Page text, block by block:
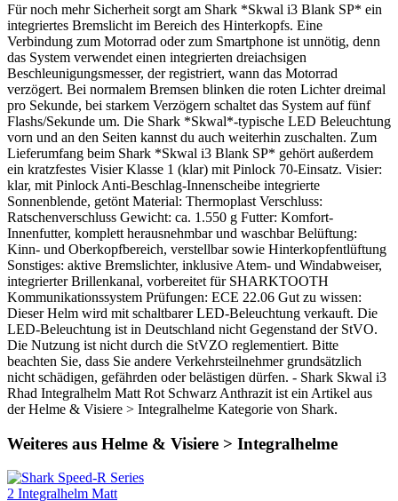
Für noch mehr Sicherheit sorgt am Shark *Skwal i3 Blank SP* ein
integriertes Bremslicht im Bereich des Hinterkopfs. Eine
Verbindung zum Motorrad oder zum Smartphone ist unnötig, denn
das System verwendet einen integrierten dreiachsigen
Beschleunigungsmesser, der registriert, wann das Motorrad
verzögert. Bei normalem Bremsen blinken die roten Lichter dreimal
pro Sekunde, bei starkem Verzögern schaltet das System auf fünf
Flashs/Sekunde um. Die Shark *Skwal*-typische LED Beleuchtung
vorn und an den Seiten kannst du auch weiterhin zuschalten. Zum
Lieferumfang beim Shark *Skwal i3 Blank SP* gehört außerdem
ein kratzfestes Visier Klasse 1 (klar) mit Pinlock 70-Einsatz. Visier:
klar, mit Pinlock Anti-Beschlag-Innenscheibe integrierte
Sonnenblende, getönt Material: Thermoplast Verschluss:
Ratschenverschluss Gewicht: ca. 1.550 g Futter: Komfort-
Innenfutter, komplett herausnehmbar und waschbar Belüftung:
Kinn- und Oberkopfbereich, verstellbar sowie Hinterkopfentlüftung
Sonstiges: aktive Bremslichter, inklusive Atem- und Windabweiser,
integrierter Brillenkanal, vorbereitet für SHARKTOOTH
Kommunikationssystem Prüfungen: ECE 22.06 Gut zu wissen:
Dieser Helm wird mit schaltbarer LED-Beleuchtung verkauft. Die
LED-Beleuchtung ist in Deutschland nicht Gegenstand der StVO.
Die Nutzung ist nicht durch die StVZO reglementiert. Bitte
beachten Sie, dass Sie andere Verkehrsteilnehmer grundsätzlich
nicht schädigen, gefährden oder belästigen dürfen. - Shark Skwal i3
Rhad Integralhelm Matt Rot Schwarz Anthrazit ist ein Artikel aus
der Helme & Visiere > Integralhelme Kategorie von Shark.
Weiteres aus Helme & Visiere > Integralhelme